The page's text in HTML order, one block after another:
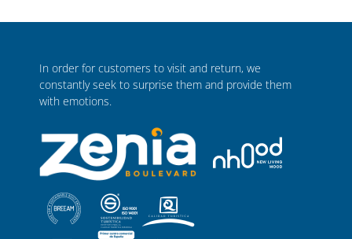
In order for customers to visit and return, we
constantly seek to surprise them and provide them
with emotions.